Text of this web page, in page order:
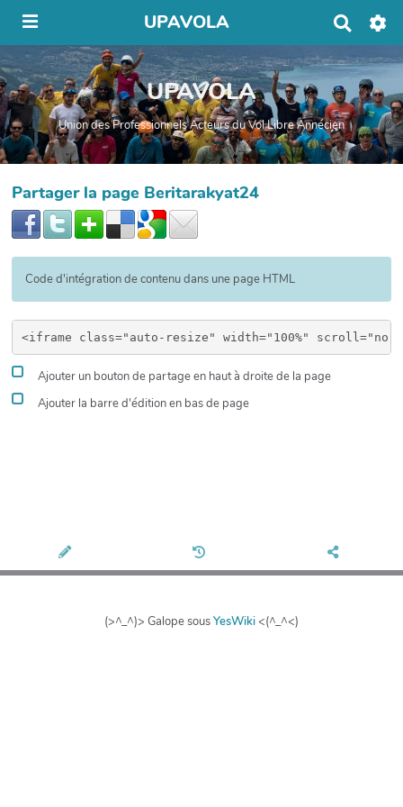
UPAVOLA
c
h
r
c
h
e
UPAVOLA
Union des Professionnels Acteurs du Vol Libre Annécien
Partager la page Beritarakyat24
Code d'intégration de contenu dans une page HTML
Ajouter un bouton de partage en haut à droite de la page
Ajouter la barre d'édition en bas de page
(>^_^)> Galope sousYesWiki<(^_^<)